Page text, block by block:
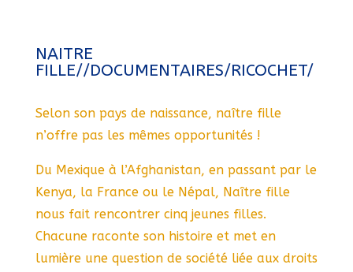
NAITRE
FILLE//DOCUMENTAIRES/RICOCHET/
Selon son pays de naissance, naître fille
n’offre pas les mêmes opportunités !
Du Mexique à l’Afghanistan, en passant par le
Kenya, la France ou le Népal, Naître fille
nous fait rencontrer cinq jeunes filles.
Chacune raconte son histoire et met en
lumière une question de société liée aux droits